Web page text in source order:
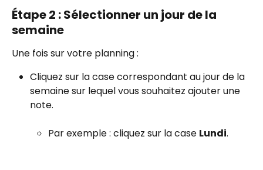
Étape 2 : Sélectionner un jour de la
semaine
Une fois sur votre planning :
Cliquez sur la case correspondant au jour de la
semaine sur lequel vous souhaitez ajouter une
note.
Par exemple : cliquez sur la case Lundi.